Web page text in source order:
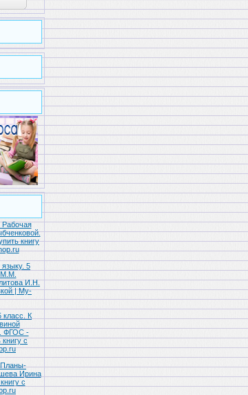
Рабочая
книгу
5
М.М.
И.Н.
| My-
класс. К
ФГОС -
с
Планы-
Ирина
с